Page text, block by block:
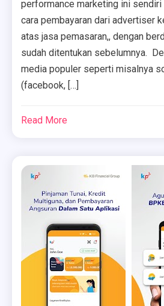
performance marketing ini sendiri
cara pembayaran dari advertiser
atas jasa pemasaran,, dengan
sudah ditentukan sebelumnya.
media populer seperti misalnya
(facebook, […]
Read More